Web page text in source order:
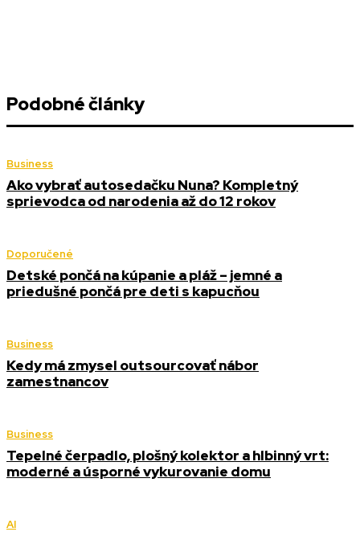
Podobné články
Business
Ako vybrať autosedačku Nuna? Kompletný
sprievodca od narodenia až do 12 rokov
Doporučené
Detské pončá na kúpanie a pláž – jemné a
priedušné pončá pre deti s kapucňou
Business
Kedy má zmysel outsourcovať nábor
zamestnancov
Business
Tepelné čerpadlo, plošný kolektor a hlbinný vrt:
moderné a úsporné vykurovanie domu
AI